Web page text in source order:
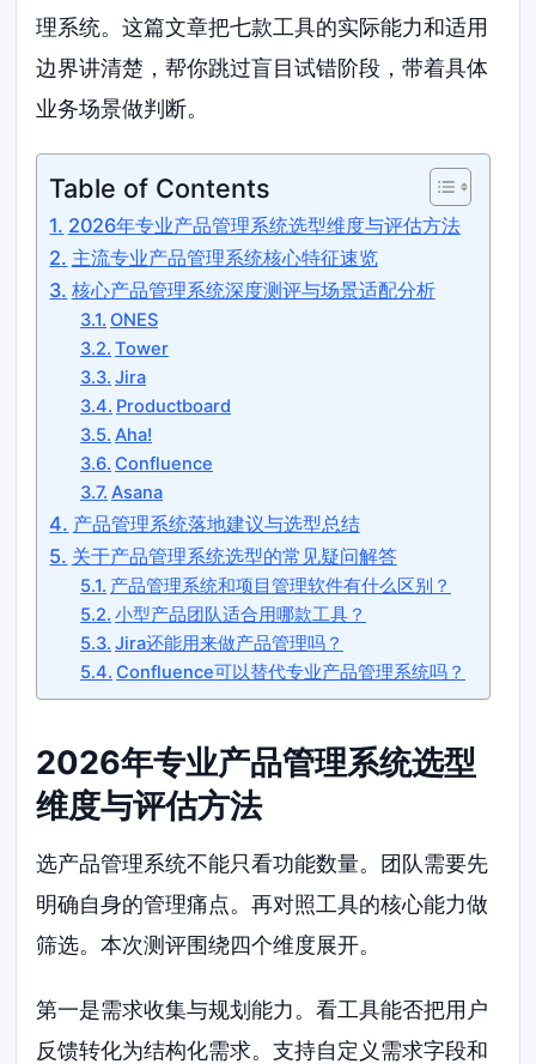
理系统。这篇文章把七款工具的实际能力和适用
边界讲清楚，帮你跳过盲目试错阶段，带着具体
业务场景做判断。
Table of Contents
2026年专业产品管理系统选型维度与评估方法
主流专业产品管理系统核心特征速览
核心产品管理系统深度测评与场景适配分析
ONES
Tower
Jira
Productboard
Aha!
Confluence
Asana
产品管理系统落地建议与选型总结
关于产品管理系统选型的常见疑问解答
产品管理系统和项目管理软件有什么区别？
小型产品团队适合用哪款工具？
Jira还能用来做产品管理吗？
Confluence可以替代专业产品管理系统吗？
2026年专业产品管理系统选型
维度与评估方法
选产品管理系统不能只看功能数量。团队需要先
明确自身的管理痛点。再对照工具的核心能力做
筛选。本次测评围绕四个维度展开。
第一是需求收集与规划能力。看工具能否把用户
反馈转化为结构化需求。支持自定义需求字段和